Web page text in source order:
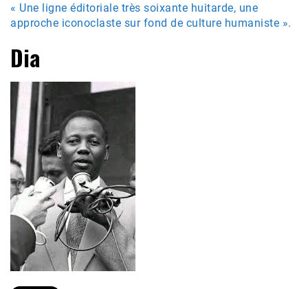
« Une ligne éditoriale très soixante huitarde, une
approche iconoclaste sur fond de culture humaniste ».
Dia